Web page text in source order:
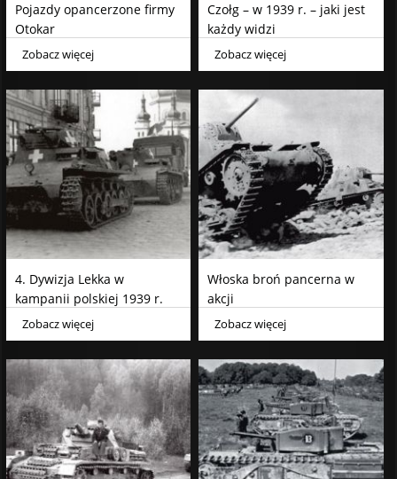
Pojazdy opancerzone firmy
Otokar
Zobacz więcej
Czołg – w 1939 r. – jaki jest
każdy widzi
Zobacz więcej
4. Dywizja Lekka w
kampanii polskiej 1939 r.
Zobacz więcej
Włoska broń pancerna w
akcji
Zobacz więcej